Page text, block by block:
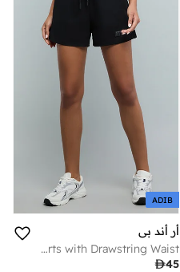
ADIB
أر أند بي
Solid Shorts with Drawstring Waist
45